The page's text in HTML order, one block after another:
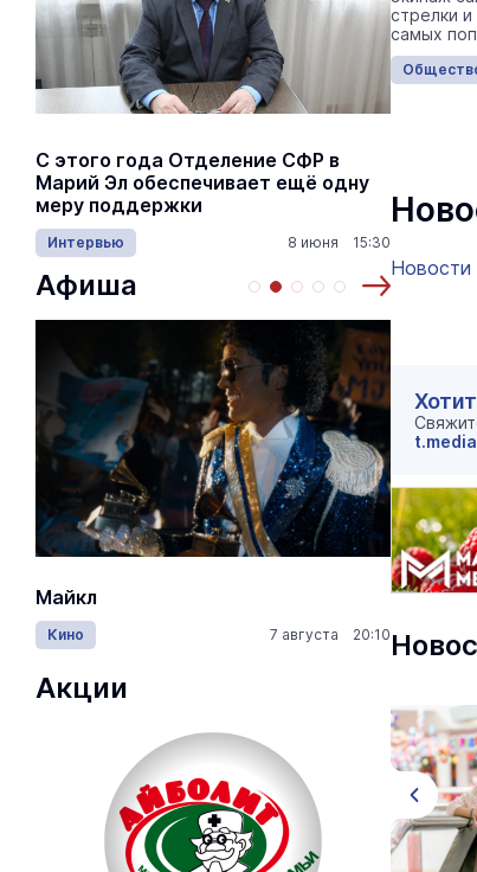
С этого года Отделение СФР в
Марий Эл обеспечивает ещё одну
меру поддержки
Интервью 8 июня 15:30
Афиша
Майкл
Кино 7 августа 20:10
Акции
стрелки
самых
t.media